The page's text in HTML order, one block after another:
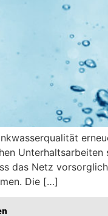
das Netz
Die […]